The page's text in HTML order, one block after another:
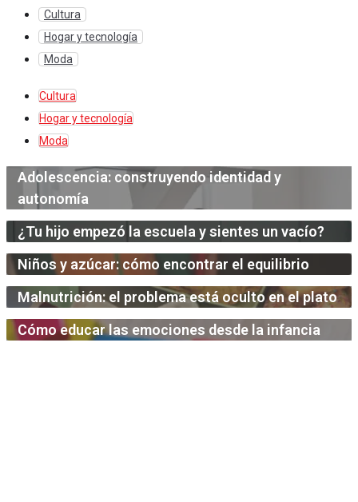
Cultura
Hogar y tecnología
Moda
Cultura
Hogar y tecnología
Moda
Adolescencia: construyendo identidad y
autonomía
¿Tu hijo empezó la escuela y sientes un vacío?
Niños y azúcar: cómo encontrar el equilibrio
Malnutrición: el problema está oculto en el plato
Cómo educar las emociones desde la infancia